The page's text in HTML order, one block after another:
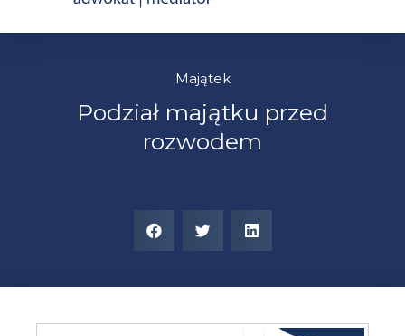
Majątek
Podział majątku przed
rozwodem